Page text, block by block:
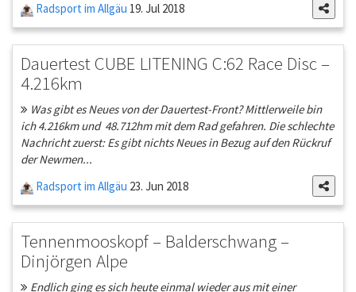
Radsport im Allgäu 19. Jul 2018
Dauertest CUBE LITENING C:62 Race Disc –
4.216km
Was gibt es Neues von der Dauertest-Front? Mittlerweile bin
ich 4.216km und 48.712hm mit dem Rad gefahren. Die schlechte
Nachricht zuerst: Es gibt nichts Neues in Bezug auf den Rückruf
der Newmen...
Radsport im Allgäu 23. Jun 2018
Tennenmooskopf – Balderschwang –
Dinjörgen Alpe
Endlich ging es sich heute einmal wieder aus mit einer